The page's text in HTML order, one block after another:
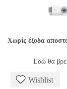
Χωρίς έξοδα
Εδώ θα
Wishlist